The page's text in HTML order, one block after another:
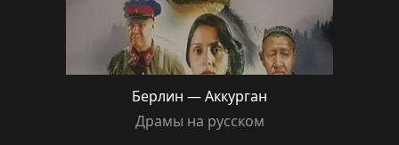
Берлин — Аккурган
Драмы на русском